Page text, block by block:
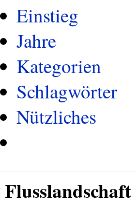
Einstieg
Jahre
Kategorien
Schlagwörter
Nützliches
Flusslandschaft